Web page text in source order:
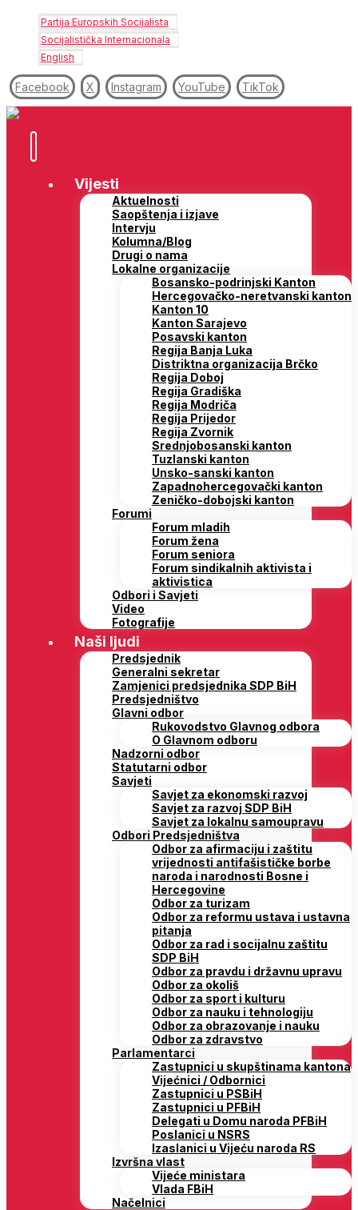
Partija Europskih Socijalista
Socijalistička Internacionala
English
Facebook X Instagram YouTube TikTok
Vijesti
Aktuelnosti
Saopštenja i izjave
Intervju
Kolumna/Blog
Drugi o nama
Lokalne organizacije
Bosansko-podrinjski Kanton
Hercegovačko-neretvanski kanton
Kanton 10
Kanton Sarajevo
Posavski kanton
Regija Banja Luka
Distriktna organizacija Brčko
Regija Doboj
Regija Gradiška
Regija Modriča
Regija Prijedor
Regija Zvornik
Srednjobosanski kanton
Tuzlanski kanton
Unsko-sanski kanton
Zapadnohercegovački kanton
Zeničko-dobojski kanton
Forumi
Forum mladih
Forum žena
Forum seniora
Forum sindikalnih aktivista i
aktivistica
Odbori i Savjeti
Video
Fotografije
Naši ljudi
Predsjednik
Generalni sekretar
Zamjenici predsjednika SDP BiH
Predsjedništvo
Glavni odbor
Rukovodstvo Glavnog odbora
O Glavnom odboru
Nadzorni odbor
Statutarni odbor
Savjeti
Savjet za ekonomski razvoj
Savjet za razvoj SDP BiH
Savjet za lokalnu samoupravu
Odbori Predsjedništva
Odbor za afirmaciju i zaštitu
vrijednosti antifašističke borbe
naroda i narodnosti Bosne i
Hercegovine
Odbor za turizam
Odbor za reformu ustava i ustavna
pitanja
Odbor za rad i socijalnu zaštitu
SDP BiH
Odbor za pravdu i državnu upravu
Odbor za okoliš
Odbor za sport i kulturu
Odbor za nauku i tehnologiju
Odbor za obrazovanje i nauku
Odbor za zdravstvo
Parlamentarci
Zastupnici u skupštinama kantona
Vijećnici / Odbornici
Zastupnici u PSBiH
Zastupnici u PFBiH
Delegati u Domu naroda PFBiH
Poslanici u NSRS
Izaslanici u Vijeću naroda RS
Izvršna vlast
Vijeće ministara
Vlada FBiH
Načelnici